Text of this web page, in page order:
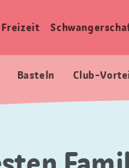
Basteln Club-